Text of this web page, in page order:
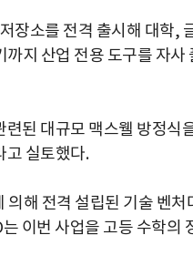
장소를 전격 출시해 대학,
지 산업 전용 도구를 자사
련된 대규모 맥스웰 방정식
고 실토했다.
해 전격 설립된 기술 벤처
이번 사업을 고등 수학의